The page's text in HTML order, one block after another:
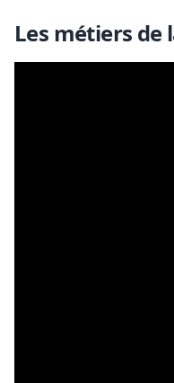
Les métiers